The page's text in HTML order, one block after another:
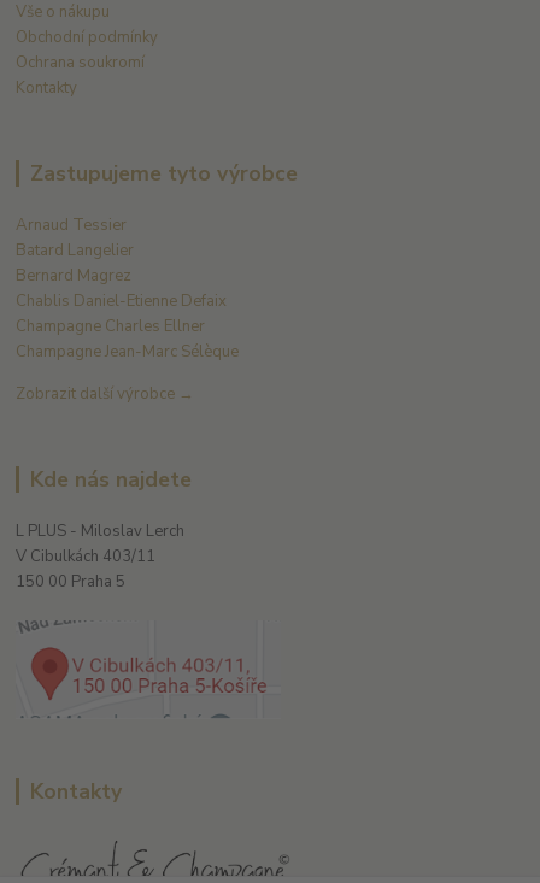
Vše o nákupu
Obchodní podmínky
Ochrana soukromí
Kontakty
Zastupujeme tyto výrobce
Arnaud Tessier
Batard Langelier
Bernard Magrez
Chablis Daniel-Etienne Defaix
Champagne Charles Ellner
Champagne Jean-Marc Sélèque
Zobrazit další výrobce →
Kde nás najdete
L PLUS - Miloslav Lerch
V Cibulkách 403/11
150 00 Praha 5
Kontakty